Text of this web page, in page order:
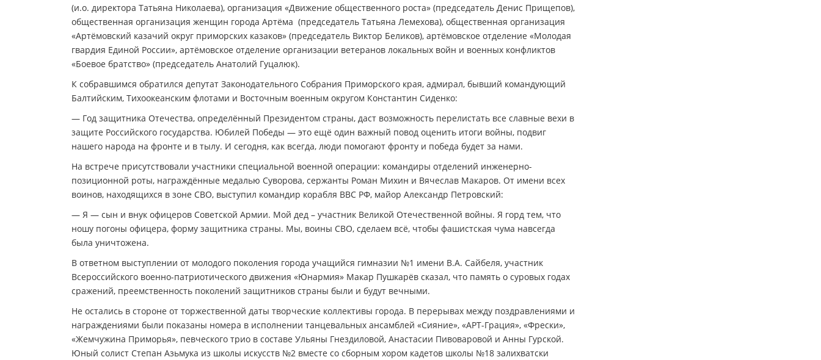
(и.о. директора Татьяна Николаева), организация «Движение общественного роста» (председатель Денис Прищепов),
общественная организация женщин города Артёма (председатель Татьяна Лемехова), общественная организация
«Артёмовский казачий округ приморских казаков» (председатель Виктор Беликов), артёмовское отделение «Молодая
гвардия Единой России», артёмовское отделение организации ветеранов локальных войн и военных конфликтов
«Боевое братство» (председатель Анатолий Гуцалюк).
К собравшимся обратился депутат Законодательного Собрания Приморского края, адмирал, бывший командующий
Балтийским, Тихоокеанским флотами и Восточным военным округом Константин Сиденко:
— Год защитника Отечества, определённый Президентом страны, даст возможность перелистать все славные вехи в
защите Российского государства. Юбилей Победы — это ещё один важный повод оценить итоги войны, подвиг
нашего народа на фронте и в тылу. И сегодня, как всегда, люди помогают фронту и победа будет за нами.
На встрече присутствовали участники специальной военной операции: командиры отделений инженерно-
позиционной роты, награждённые медалью Суворова, сержанты Роман Михин и Вячеслав Макаров. От имени всех
воинов, находящихся в зоне СВО, выступил командир корабля ВВС РФ, майор Александр Петровский:
— Я — сын и внук офицеров Советской Армии. Мой дед – участник Великой Отечественной войны. Я горд тем, что
ношу погоны офицера, форму защитника страны. Мы, воины СВО, сделаем всё, чтобы фашистская чума навсегда
была уничтожена.
В ответном выступлении от молодого поколения города учащийся гимназии №1 имени В.А. Сайбеля, участник
Всероссийского военно-патриотического движения «Юнармия» Макар Пушкарёв сказал, что память о суровых годах
сражений, преемственность поколений защитников страны были и будут вечными.
Не остались в стороне от торжественной даты творческие коллективы города. В перерывах между поздравлениями и
награждениями были показаны номера в исполнении танцевальных ансамблей «Сияние», «АРТ-Грация», «Фрески»,
«Жемчужина Приморья», певческого трио в составе Ульяны Гнездиловой, Анастасии Пивоваровой и Анны Гурской.
Юный солист Степан Азьмука из школы искусств №2 вместе со сборным хором кадетов школы №18 залихватски